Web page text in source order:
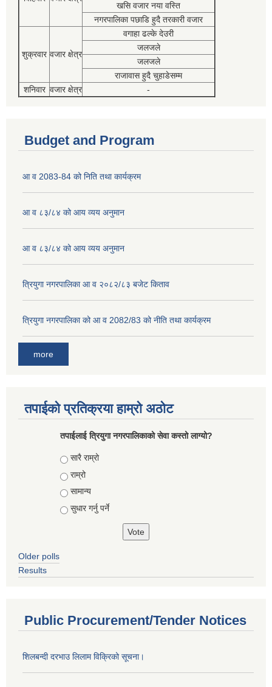
खसि वजार नया वस्ति
नगरपालिका पछाडि हुदै तरकारी वजार
शुक्रवार वजार क्षेत्र
वगाहा ढल्के देउरी
जलजले
जलजले
राजावास हुदै चुहाडेसम्म
शनिवार वजार क्षेत्र -
Budget and Program
आ व 2083-84 को निति तथा कार्यक्रम
आ व ८३/८४ को आय व्यय अनुमान
आ व ८३/८४ को आय व्यय अनुमान
त्रियुगा नगरपालिका आ व २०८२/८३ बजेट किताव
त्रियुगा नगरपालिका को आ व 2082/83 को नीति तथा कार्यक्रम
more
तपाईको प्रतिक्रया हाम्रो अठोट
तपाईलाई त्रियुगा नगरपालिकाको सेवा कस्तो लाग्यो?
Choices
सारै राम्रो
राम्रो
सामान्य
सुधार गर्नु पर्ने
Older polls
Results
Public Procurement/Tender Notices
शिलबन्दी दरभाउ लिलाम विक्रिको सूचना।